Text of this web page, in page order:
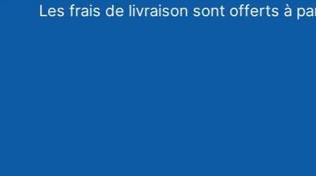
Les frais de livraison sont offerts à partir